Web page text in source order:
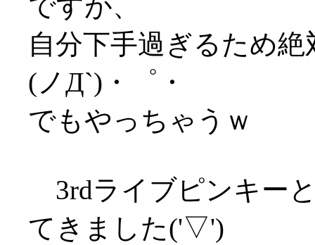
ですが、
自分下手過ぎるため
(ノД`)・゜・
でもやっちゃうｗ
3rdライブピンキー
てきました('▽')